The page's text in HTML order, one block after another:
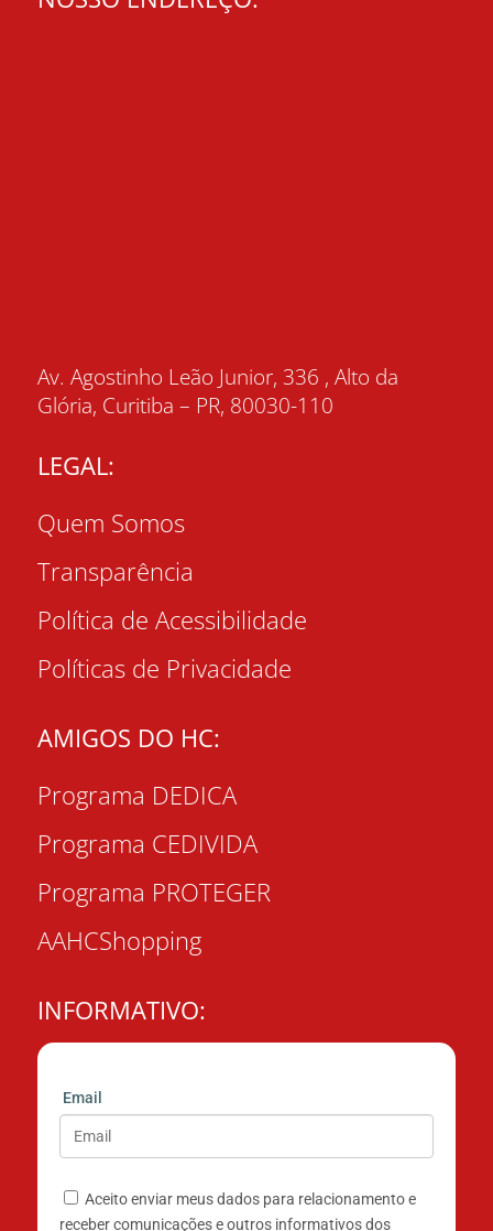
Av. Agostinho Leão Junior, 336 , Alto da
Glória, Curitiba – PR, 80030-110
LEGAL:
Quem Somos
Transparência
Política de Acessibilidade
Políticas de Privacidade
AMIGOS DO HC:
Programa DEDICA
Programa CEDIVIDA
Programa PROTEGER
AAHCShopping
INFORMATIVO:
Email
Aceito enviar meus dados para relacionamento e
receber comunicações e outros informativos dos